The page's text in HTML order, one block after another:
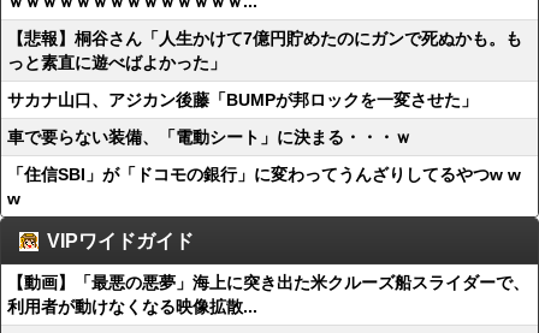
【悲報】桐谷さん「人生かけて7億円貯めたのにガンで死ぬかも。も
っと素直に遊べばよかった」
サカナ山口、アジカン後藤「BUMPが邦ロックを一変させた」
車で要らない装備、「電動シート」に決まる・・・ｗ
「住信SBI」が「ドコモの銀行」に変わってうんざりしてるやつw w
w
VIPワイドガイド
【動画】「最悪の悪夢」海上に突き出た米クルーズ船スライダーで、
利用者が動けなくなる映像拡散...